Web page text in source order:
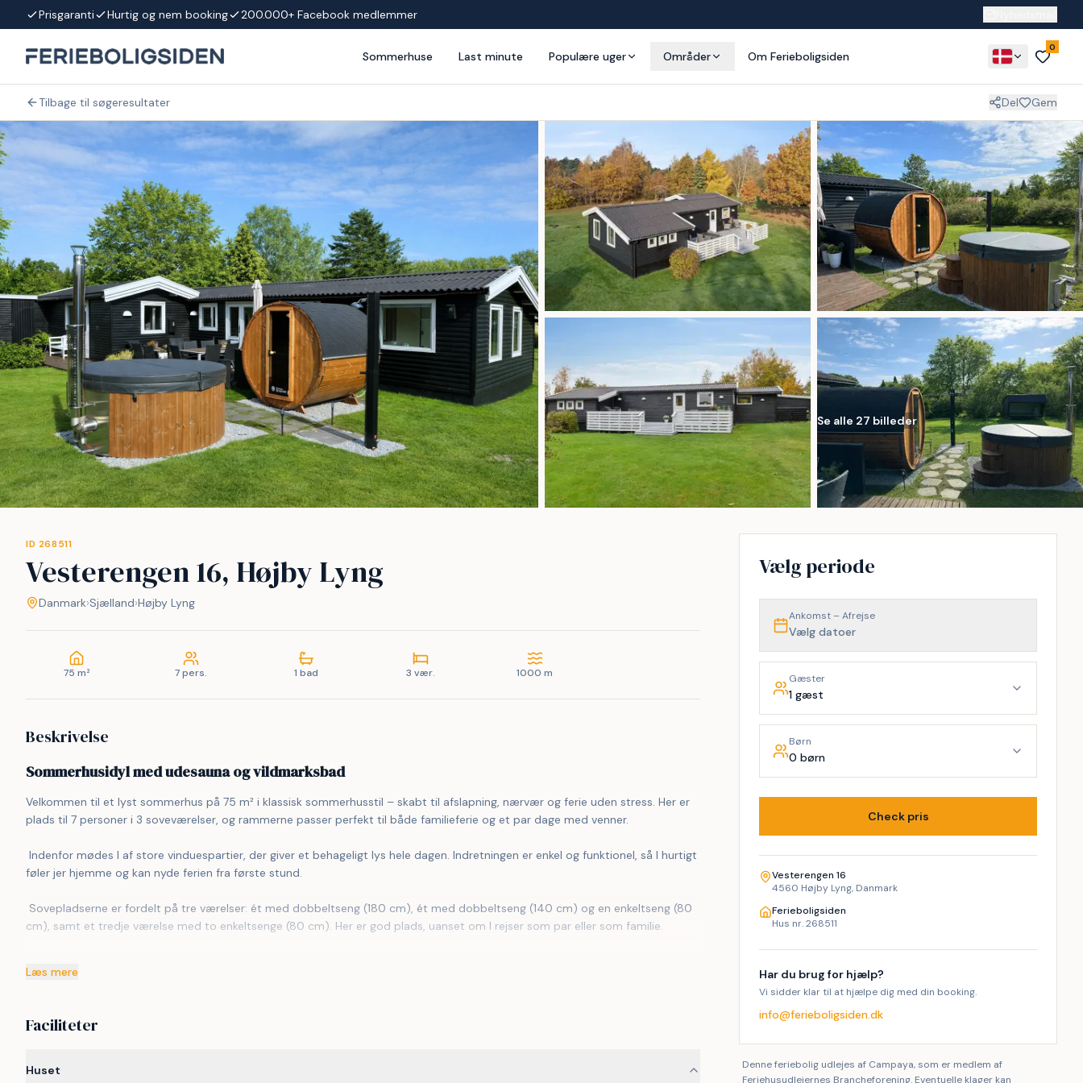
Spring til indhold
Prisgaranti Hurtig og nem booking 200.000+ Facebook medlemmer
Sommerhuse Last minute Populære uger Områder Om Ferieboligsiden
0
Tilbage til søgeresultater Del Gem
Se alle 27 billeder
ID 268511
Vesterengen 16, Højby Lyng
Danmark›Sjælland›Højby Lyng
75 m² 7 pers. 1 bad 3 vær. 1000 m
Beskrivelse
Sommerhusidyl med udesauna og vildmarksbad
Velkommen til et lyst sommerhus på 75 m² i klassisk sommerhusstil – skabt til afslapning, nærvær og ferie uden stress. Her er
plads til 7 personer i 3 soveværelser, og rammerne passer perfekt til både familieferie og et par dage med venner.
føler jer hjemme og kan nyde ferien fra første stund.
cm), samt et tredje værelse med to enkeltsenge (80 cm). Her er god plads, uanset om I rejser som par eller som familie.
de lange aftener. Den store grund og græsplæne giver god plads til leg, spil og afslapning i grønne omgivelser. I haven ligger
Fra 1. marts er både udesauna og vildmarksbad tilgængeligt, så I kan runde dagen af med varme og ro – året rundt. Det gør
Læs mere
Faciliteter
Huset
Vælg periode
Ankomst – Afrejse
Vælg datoer
Gæster
1 gæst
Børn
0 børn
Check pris
Vesterengen 16
4560 Højby Lyng, Danmark
Ferieboligsiden
Hus nr. 268511
Har du brug for hjælp?
Vi sidder klar til at hjælpe dig med din booking.
info@ferieboligsiden.dk
Denne feriebolig udlejes af Campaya, som er medlem af
Feriehusudlejernes Brancheforening. Eventuelle klager kan